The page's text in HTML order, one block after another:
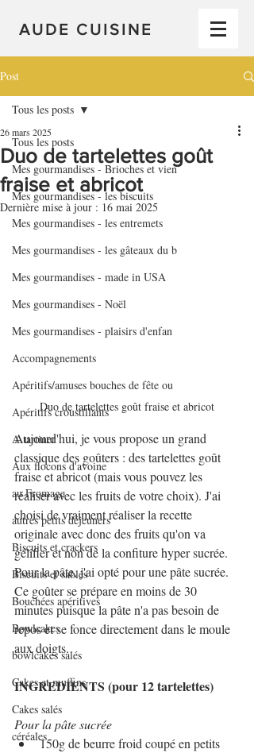
AUDE CUISINE
Post
Tous les posts
Mes gourmandises - Brioches et vien
Mes gourmandises - les biscuits
Mes gourmandises - les entremets
Mes gourmandises - les gâteaux du b
Mes gourmandises - made in USA
Mes gourmandises - Noël
Mes gourmandises - plaisirs d'enfan
Accompagnements
Apéritifs/amuses bouches de fête ou
Apéritifs croustillants
A tartiner
Aux flocons d'avoine
au Fromage
autres petits déjeuners
Biscuits et crackers
Biscuits et sablés
Bouchées apéritives
Bowlcakes
bowlcakes salés
Cakes et muffins
Cakes salés
céréales
Tous les posts
Duo de tartelettes goût
fraise et abricot
26 mars 2025
Dernière mise à jour : 16 mai 2025
Duo de tartelettes goût fraise et abricot
Aujourd'hui, je vous propose un grand
classique des goûters : des tartelettes goût
fraise et abricot (mais vous pouvez les
réaliser avec les fruits de votre choix). J'ai
choisi de vraiment réaliser la recette
originale avec donc des fruits qu'on va
gélifier et non de la confiture hyper sucrée.
Pour la pâte, j'ai opté pour une pâte sucrée.
Ce goûter se prépare en moins de 30
minutes puisque la pâte n'a pas besoin de
repos et se fonce directement dans le moule
aux doigts.
INGREDIENTS (pour 12 tartelettes)
Pour la pâte sucrée
150g de beurre froid coupé en petits